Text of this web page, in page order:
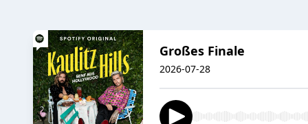
Großes Finale
2026-07-28